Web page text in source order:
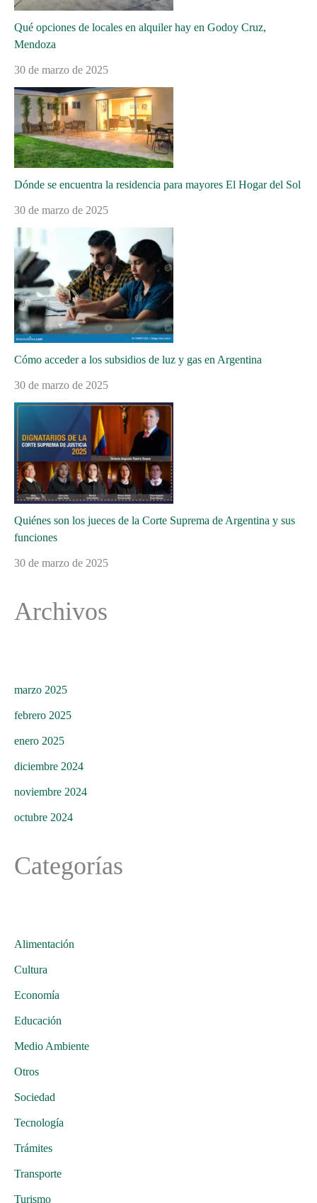
Qué opciones de locales en alquiler hay en Godoy Cruz,
Mendoza
30 de marzo de 2025
Dónde se encuentra la residencia para mayores El Hogar del Sol
30 de marzo de 2025
Cómo acceder a los subsidios de luz y gas en Argentina
30 de marzo de 2025
Quiénes son los jueces de la Corte Suprema de Argentina y sus
funciones
30 de marzo de 2025
Archivos
marzo 2025
febrero 2025
enero 2025
diciembre 2024
noviembre 2024
octubre 2024
Categorías
Alimentación
Cultura
Economía
Educación
Medio Ambiente
Otros
Sociedad
Tecnología
Trámites
Transporte
Turismo